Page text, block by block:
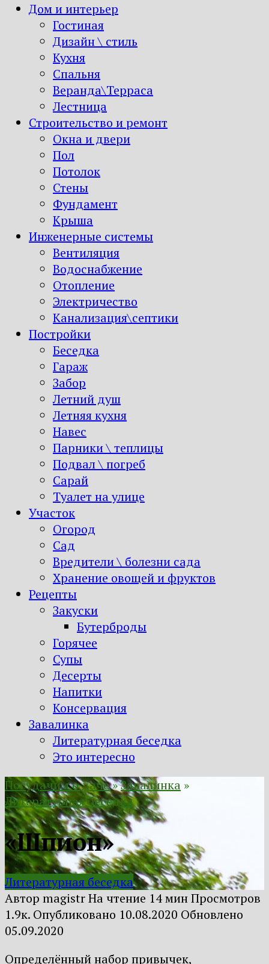
Дом и интерьер
Гостиная
Дизайн \ стиль
Кухня
Спальня
Веранда\Терраса
Лестница
Строительство и ремонт
Окна и двери
Пол
Потолок
Стены
Фундамент
Крыша
Инженерные системы
Вентиляция
Водоснабжение
Отопление
Электричество
Канализация\септики
Постройки
Беседка
Гараж
Забор
Летний душ
Летняя кухня
Навес
Парники \ теплицы
Подвал \ погреб
Сарай
Туалет на улице
Участок
Огород
Сад
Вредители \ болезни сада
Хранение овощей и фруктов
Рецепты
Закуски
Бутерброды
Горячее
Супы
Десерты
Напитки
Консервация
Завалинка
Литературная беседка
Это интересно
Посудачим о даче»Завалинка »
Литературная беседка
«Шпион»
Литературная беседка
Автор magistrНа чтение 14 минПросмотров
1.9к. Опубликовано 10.08.2020 Обновлено
05.09.2020
Определённый набор привычек,